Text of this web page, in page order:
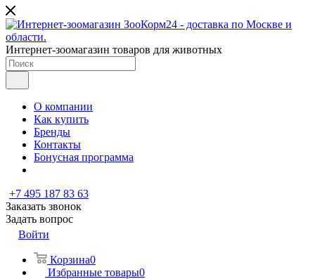
Интернет-зоомагазин товаров для животных
О компании
Как купить
Бренды
Контакты
Бонусная программа
+7 495 187 83 63
Заказать звонок
Задать вопрос
Войти
Корзина0
Избранные товары0